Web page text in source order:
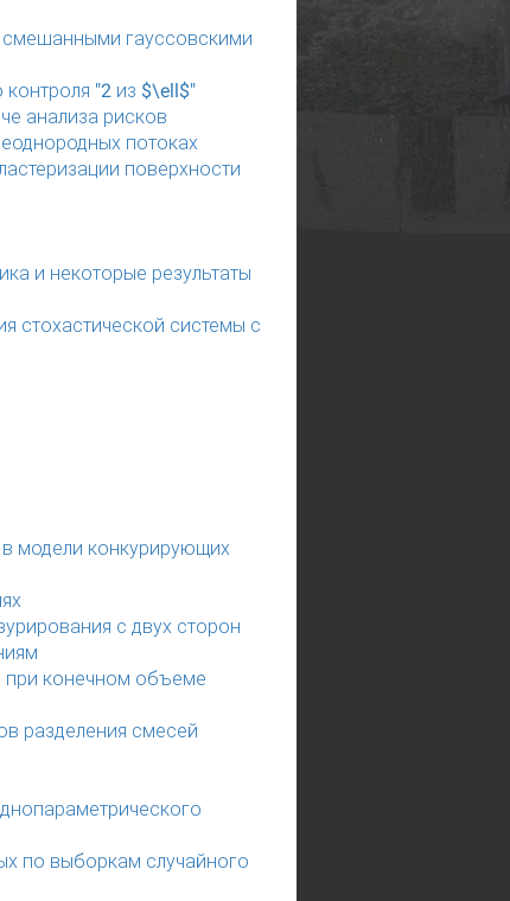
смешанными гауссовскими
"2 из $\ell$"
анализа рисков
потоках
поверхности
и некоторые результаты
стохастической системы с
модели конкурирующих
с двух сторон
при конечном объеме
разделения смесей
по выборкам случайного